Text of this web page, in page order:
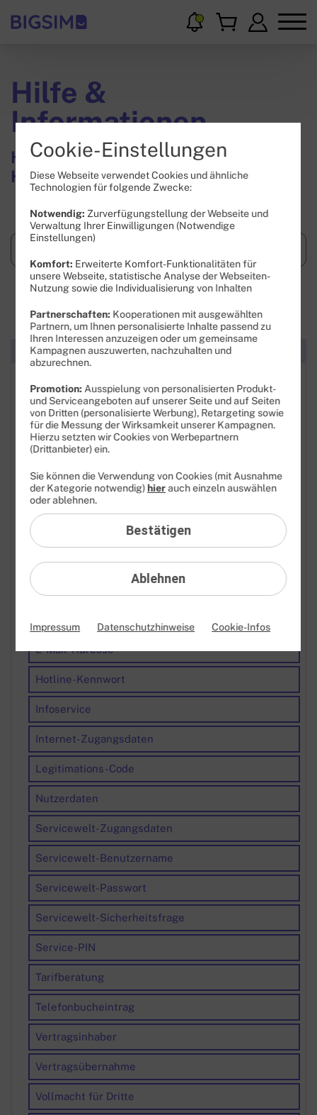
Hilfe &
Informationen
Hier findest Du Wissenswertes und
Hilfestellungen.
Kategorien
FAQ: Am häufigsten gesucht
Festnetz
Festnetz-Geräte
Kundendaten
Adresse
Anschlussadresse
Bankdaten
Cookie-Einstellungen
E-Mail-Adresse
Hotline-Kennwort
Infoservice
Internet-Zugangsdaten
Legitimations-Code
Nutzerdaten
Servicewelt-Zugangsdaten
Servicewelt-Benutzername
Servicewelt-Passwort
Servicewelt-Sicherheitsfrage
Service-PIN
Tarifberatung
Telefonbucheintrag
Vertragsinhaber
Vertragsübernahme
Vollmacht für Dritte
Cookie-Einstellungen
Diese Webseite verwendet Cookies und ähnliche
Technologien für folgende Zwecke:
Notwendig: Zurverfügungstellung der Webseite und
Verwaltung Ihrer Einwilligungen (Notwendige
Einstellungen)
Komfort: Erweiterte Komfort-Funktionalitäten für
unsere Webseite, statistische Analyse der Webseiten-
Nutzung sowie die Individualisierung von Inhalten
Partnerschaften: Kooperationen mit ausgewählten
Partnern, um Ihnen personalisierte Inhalte passend zu
Ihren Interessen anzuzeigen oder um gemeinsame
Kampagnen auszuwerten, nachzuhalten und
abzurechnen.
Promotion: Ausspielung von personalisierten Produkt-
und Serviceangeboten auf unserer Seite und auf Seiten
von Dritten (personalisierte Werbung), Retargeting sowie
für die Messung der Wirksamkeit unserer Kampagnen.
Hierzu setzten wir Cookies von Werbepartnern
(Drittanbieter) ein.
Ablehnen
Sie können die Verwendung von Cookies (mit Ausnahme
der Kategorie notwendig) hierauch einzeln auswählen
oder ablehnen.
Bestätigen
Impressum Datenschutzhinweise Cookie-Infos